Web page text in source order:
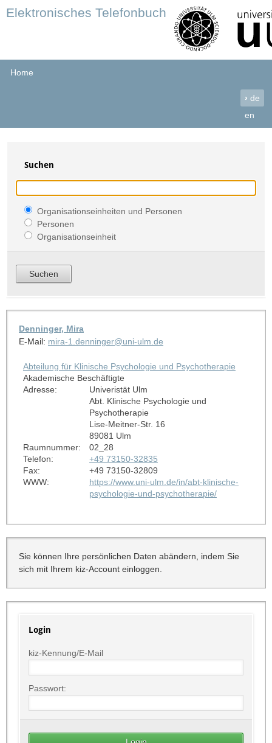
Elektronisches Telefonbuch
Home
› de
en
Suchen
Organisationseinheiten und Personen
Personen
Organisationseinheit
Denninger, Mira
E-Mail: mira-1.denninger@uni-ulm.de
Abteilung für Klinische Psychologie und Psychotherapie
Akademische Beschäftigte
Adresse:
Univeristät Ulm
Abt. Klinische Psychologie und
Psychotherapie
Lise-Meitner-Str. 16
89081 Ulm
Raumnummer:
02_28
Telefon:
+49 73150-32835
Fax:
+49 73150-32809
WWW:
https://www.uni-ulm.de/in/abt-klinische-
psychologie-und-psychotherapie/
Sie können Ihre persönlichen Daten abändern, indem Sie
sich mit Ihrem kiz-Account einloggen.
Login
kiz-Kennung/E-Mail
Passwort: